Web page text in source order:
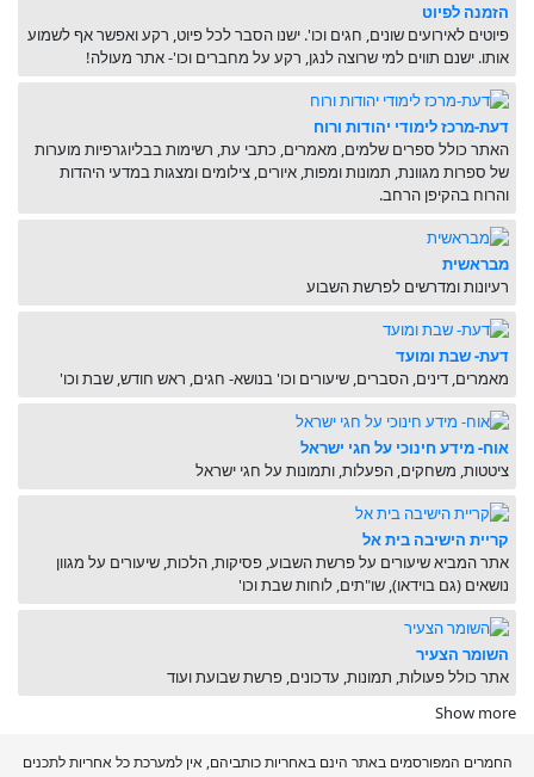
הזמנה לפיוט
פיוטים לאירועים שונים, חגים וכו'. ישנו הסבר לכל פיוט, רקע ואפשר אף לשמוע
אותו. ישנם תווים למי שרוצה לנגן, רקע על מחברים וכו'- אתר מעולה!
דעת-מרכז לימודי יהודות ורוח
האתר כולל ספרים שלמים, מאמרים, כתבי עת, רשימות בבליוגרפיות מוערות
של ספרות מגוונת, תמונות ומפות, איורים, צילומים ומצגות במדעי היהדות
והרוח בהקיפן הרחב.
מבראשית
רעיונות ומדרשים לפרשת השבוע
דעת- שבת ומועד
מאמרים, דינים, הסברים, שיעורים וכו' בנושא- חגים, ראש חודש, שבת וכו'
אוח- מידע חינוכי על חגי ישראל
ציטטות, משחקים, הפעלות, ותמונות על חגי ישראל
קריית הישיבה בית אל
אתר המביא שיעורים על פרשת השבוע, פסיקות, הלכות, שיעורים על מגוון
נושאים (גם בוידאו), שו"תים, לוחות שבת וכו'
השומר הצעיר
אתר כולל פעולות, תמונות, עדכונים, פרשת שבועת ועוד
Show more
החמרים המפורסמים באתר הינם באחריות כותביהם, אין למערכת כל אחריות לתכנים